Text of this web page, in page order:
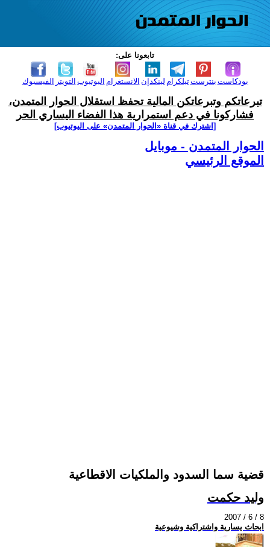
تابعونا على:
الفيسبوك التويتر اليوتيوب الانستغرام لينكدإن تيلكرامبنترست بودكاست
تبرعاتكم وتبرعاتكن المالية تحفظ استقلال الحوار المتمدن،
فشاركونا في دعم استمرارية هذا الفضاء اليساري الحر
[اشترك في قناة ‫«الحوار المتمدن» على اليوتيوب]
الحوار المتمدن - موبايل
الموقع الرئيسي
قضية سما السدود والملكيات الاقطاعية
وليد حكمت
2007 / 6 / 8
ابحاث يسارية واشتراكية وشيوعية